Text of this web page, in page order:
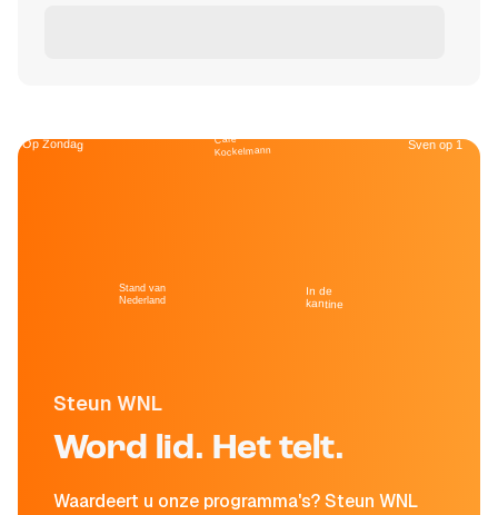
Steun WNL
Word lid. Het telt.
Waardeert u onze programma's? Steun WNL
Op Zondag
Stand van
Nederland
Café
Kockelmann
In de
kantine
Sven op 1